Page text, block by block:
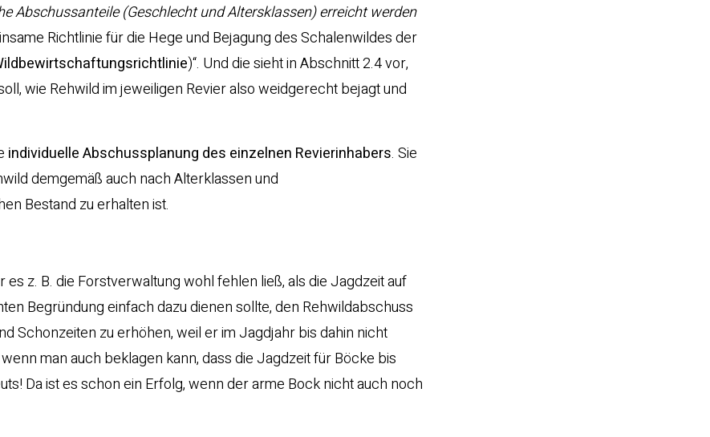
Abschussanteile (Geschlecht und Altersklassen) erreicht werden
Richtlinie für die Hege und Bejagung des Schalenwildes der
)“. Und die sieht in Abschnitt 2.4 vor,
wie Rehwild im jeweiligen Revier also weidgerecht bejagt und
individuelle Abschussplanung des einzelnen Revierinhabers. Sie
demgemäß auch nach Alterklassen und
Bestand zu erhalten ist.
z. B. die Forstverwaltung wohl fehlen ließ, als die Jagdzeit auf
Begründung einfach dazu dienen sollte, den Rehwildabschuss
Schonzeiten zu erhöhen, weil er im Jagdjahr bis dahin nicht
man auch beklagen kann, dass die Jagdzeit für Böcke bis
Da ist es schon ein Erfolg, wenn der arme Bock nicht auch noch